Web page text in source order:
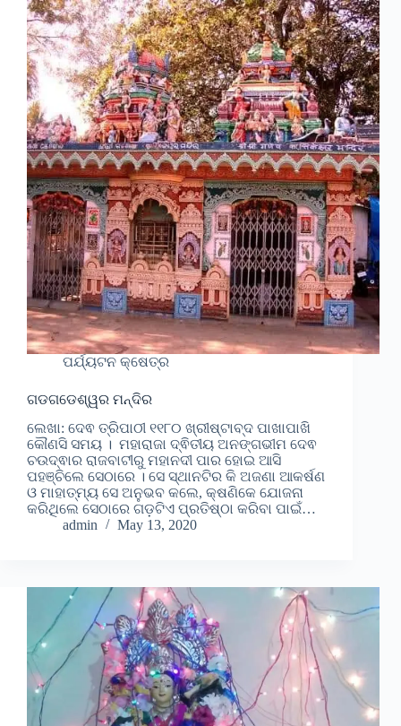
ପର୍ଯ୍ୟଟନ କ୍ଷେତ୍ର
ଗଡଗଡେଶ୍ୱର ମନ୍ଦିର
ଲେଖା: ଦେଵ ତ୍ରିପାଠୀ ୧୧୮୦ ଖ୍ରୀଷ୍ଟାବ୍ଦ ପାଖାପାଖି
କୌଣସି ସମୟ । ମହାରାଜା ଦ୍ଵିତୀୟ ଅନଙ୍ଗଭୀମ ଦେଵ
ଚଉଦ୍ଵାର ରାଜବାଟୀରୁ ମହାନଦୀ ପାର ହୋଇ ଆସି
ପହଞ୍ଚିଲେ ସେଠାରେ । ସେ ସ୍ଥାନଟିର କି ଅଜଣା ଆକର୍ଷଣ
ଓ ମାହାତ୍ମ୍ୟ ସେ ଅନୁଭବ କଲେ, କ୍ଷଣିକେ ଯୋଜନା
କରିଥିଲେ ସେଠାରେ ଗଡ଼ଟିଏ ପ୍ରତିଷ୍ଠା କରିବା ପାଇଁ…
admin
May 13, 2020